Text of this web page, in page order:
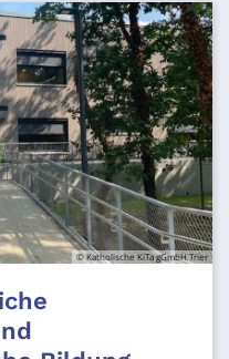
© Katholische KiTa gGmbH Trier